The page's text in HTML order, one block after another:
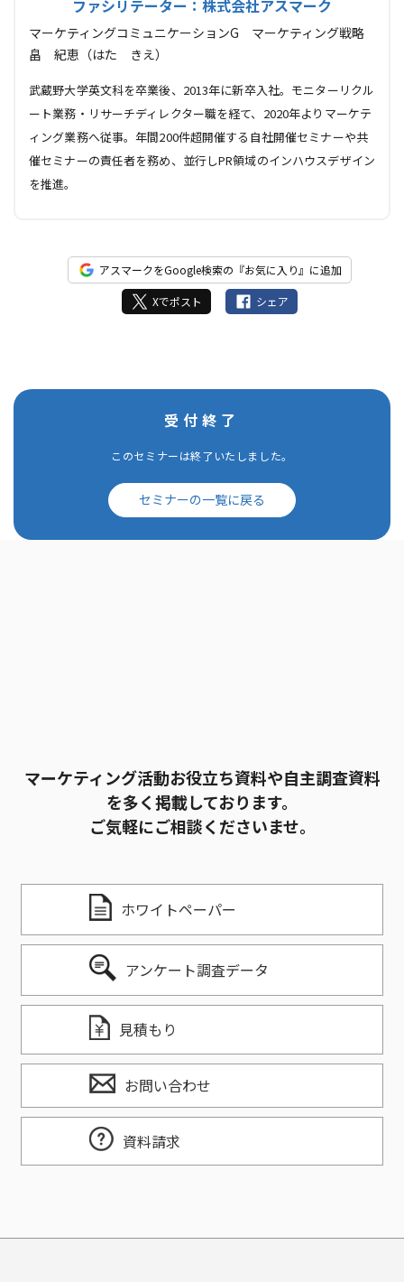
ファシリテーター：株式会社アスマーク
マーケティングコミュニケーションG マーケティング戦略
畠 紀恵（はた きえ）
武蔵野大学英文科を卒業後、2013年に新卒入社。モニターリクル
ート業務・リサーチディレクター職を経て、2020年よりマーケテ
ィング業務へ従事。年間200件超開催する自社開催セミナーや共
催セミナーの責任者を務め、並行しPR領域のインハウスデザイン
を推進。
アスマークをGoogle検索の『お気に入り』に追加
Xでポスト シェア
受付終了
このセミナーは終了いたしました。
セミナーの一覧に戻る
マーケティング活動お役立ち資料や自主調査資料
を多く掲載しております。
ご気軽にご相談くださいませ。
ホワイトペーパー
アンケート調査データ
見積もり
お問い合わせ
資料請求